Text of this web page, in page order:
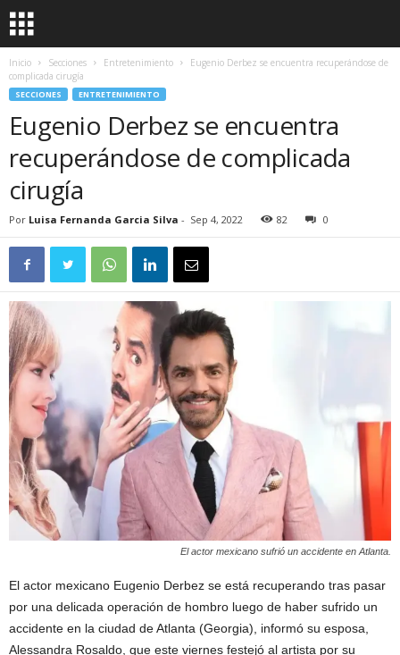
Inicio Secciones Entretenimiento
Eugenio Derbez se encuentra recuperándose de
complicada cirugía
SECCIONES ENTRETENIMIENTO
Eugenio Derbez se encuentra
recuperándose de complicada
cirugía
Por Luisa Fernanda Garcia Silva - Sep 4, 2022 82 0
El actor mexicano sufrió un accidente en Atlanta.
El actor mexicano Eugenio Derbez se está recuperando tras pasar
por una delicada operación de hombro luego de haber sufrido un
accidente en la ciudad de Atlanta (Georgia), informó su esposa,
Alessandra Rosaldo, que este viernes festejó al artista por su